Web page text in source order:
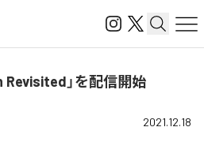
Revisited」を配信開始
2021.12.18